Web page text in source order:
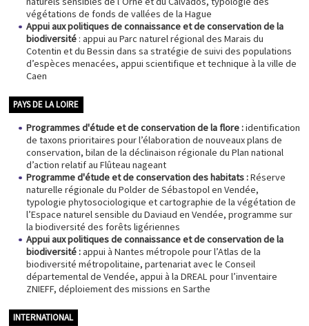
végétations de fonds de vallées de la Hague
Appui aux politiques de connaissance et de conservation de la
biodiversité : appui au Parc naturel régional des Marais du
Cotentin et du Bessin dans sa stratégie de suivi des populations
d’espèces menacées, appui scientifique et technique à la ville de
Caen
PAYS DE LA LOIRE
Programmes d'étude et de conservation de la flore :identification
de taxons prioritaires pour l’élaboration de nouveaux plans de
conservation, bilan de la déclinaison régionale du Plan national
d’action relatif au Flûteau nageant
Programme d'étude et de conservation des habitats :Réserve
naturelle régionale du Polder de Sébastopol en Vendée,
typologie phytosociologique et cartographie de la végétation de
l’Espace naturel sensible du Daviaud en Vendée, programme sur
la biodiversité des forêts ligériennes
Appui aux politiques de connaissance et de conservation de la
biodiversité :appui à Nantes métropole pour l’Atlas de la
biodiversité métropolitaine, partenariat avec le Conseil
départemental de Vendée, appui à la DREAL pour l’inventaire
ZNIEFF, déploiement des missions en Sarthe
INTERNATIONAL